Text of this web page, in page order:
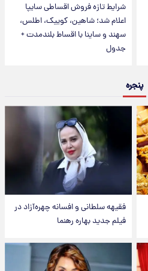
شرایط تازه فروش اقساطی سایپا
اعلام شد؛ شاهین، کوییک، اطلس،
سهند و ساینا با اقساط بلندمدت +
جدول
پنجره
فقیهه سلطانی و افسانه چهره‌آزاد در
فیلم جدید بهاره رهنما